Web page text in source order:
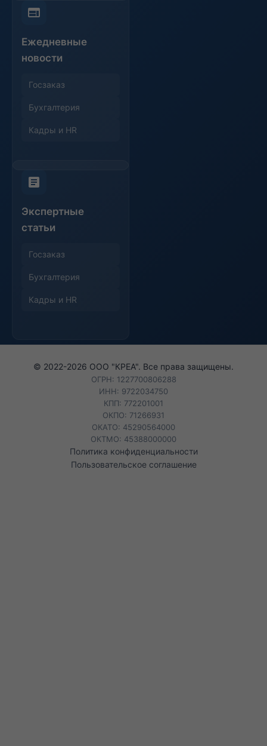
Ежедневные
новости
Госзаказ
Бухгалтерия
Кадры и HR
Экспертные
статьи
Госзаказ
Бухгалтерия
Кадры и HR
© 2022-2026 ООО "КРЕА". Все права защищены.
ОГРН: 1227700806288
ИНН: 9722034750
КПП: 772201001
ОКПО: 71266931
ОКАТО: 45290564000
ОКТМО: 45388000000
Политика конфиденциальности
Пользовательское соглашение